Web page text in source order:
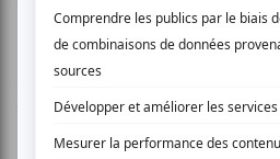
(Mégane), Jean-Nicolas
Baptiste (Louise) et Anglesh
du début jusqu’à la fin, on
transporter.
Cette série se